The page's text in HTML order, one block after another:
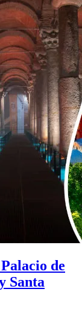
de
Santa